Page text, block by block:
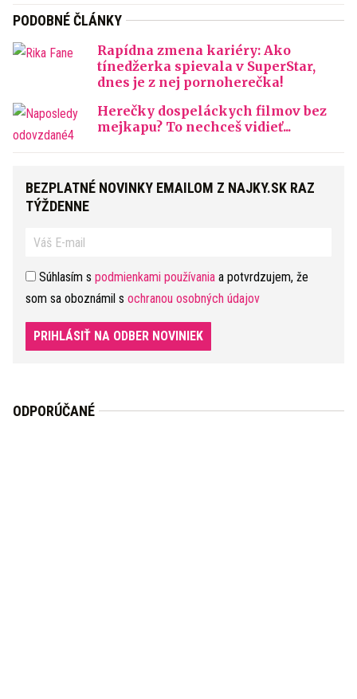
PODOBNÉ ČLÁNKY
Rapídna zmena kariéry: Ako
tínedžerka spievala v SuperStar,
dnes je z nej pornoherečka!
Herečky dospeláckych filmov bez
mejkapu? To nechceš vidieť...
BEZPLATNÉ NOVINKY EMAILOM Z NAJKY.SK RAZ
TÝŽDENNE
Súhlasím s podmienkami používania a potvrdzujem, že
som sa oboznámil s ochranou osobných údajov
PRIHLÁSIŤ NA ODBER NOVINIEK
ODPORÚČANÉ